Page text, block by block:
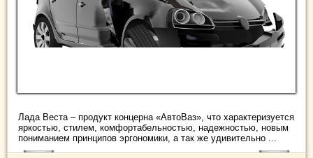
Лада Веста – продукт концерна «АвтоВаз», что характеризуется
яркостью, стилем, комфортабельностью, надежностью, новым
пониманием принципов эргономики, а так же удивительно ...